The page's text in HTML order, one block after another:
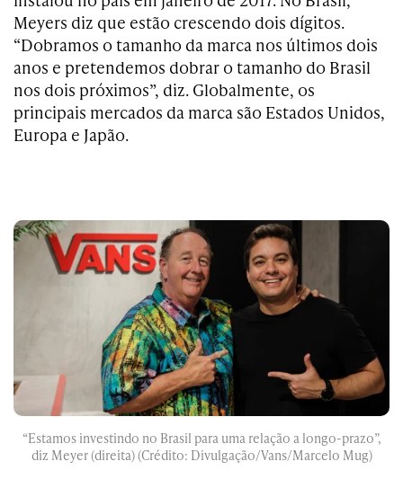
Meyers diz que estão crescendo dois dígitos.
“Dobramos o tamanho da marca nos últimos dois
anos e pretendemos dobrar o tamanho do Brasil
nos dois próximos”, diz. Globalmente, os
principais mercados da marca são Estados Unidos,
Europa e Japão.
“Estamos investindo no Brasil para uma relação a longo-prazo”,
diz Meyer (direita) (Crédito: Divulgação/Vans/Marcelo Mug)